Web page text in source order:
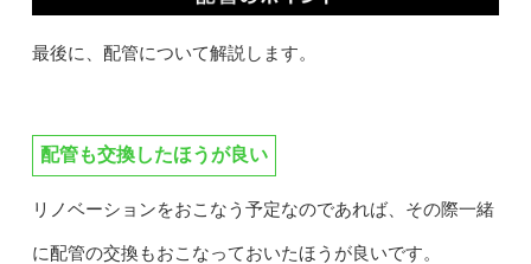
最後に、配管について解説します。
配管も交換したほうが良い
リノベーションをおこなう予定なのであれば、その際一緒
に配管の交換もおこなっておいたほうが良いです。